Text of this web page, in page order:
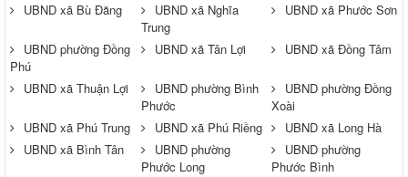
UBND xã Bù Đăng
UBND xã Nghĩa
Trung
UBND xã Phước Sơn
UBND phường Đồng
Phú
UBND xã Tân Lợi UBND xã Đồng Tâm
UBND xã Thuận Lợi
UBND phường Bình
Phước
UBND phường Đồng
Xoài
UBND xã Phú Trung
UBND xã Phú Riềng
UBND xã Long Hà
UBND xã Bình Tân
UBND phường
Phước Long
UBND phường
Phước Bình